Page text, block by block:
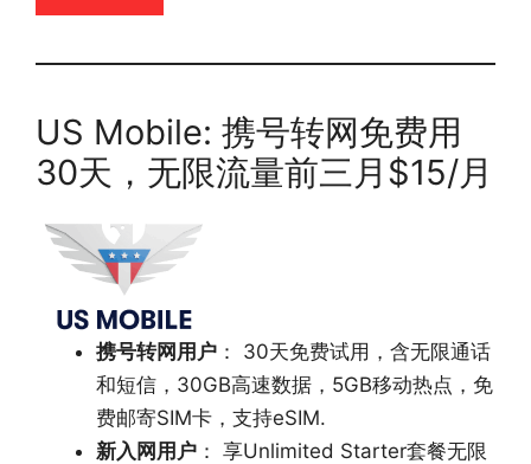
US Mobile: 携号转网免费用
30天，无限流量前三月$15/月
携号转网用户 ： 30天免费试用，含无限通话
和短信，30GB高速数据，5GB移动热点，免
费邮寄SIM卡，支持eSIM.
新入网用户 ： 享Unlimited Starter套餐无限